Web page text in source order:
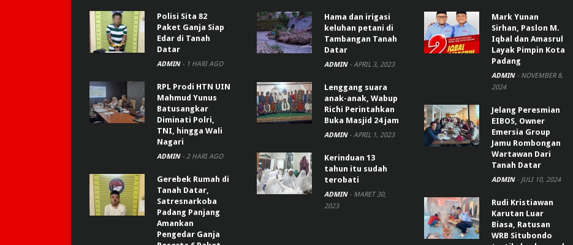
Polisi Sita 82
Paket Ganja Siap
Edar di Tanah
Datar
ADMIN - 1 HARI AGO
RPL Prodi HTN UIN
Mahmud Yunus
Batusangkar
Diminati Polri,
TNI, hingga Wali
Nagari
ADMIN - 2 HARI AGO
Gerebek Rumah di
Tanah Datar,
Satresnarkoba
Padang Panjang
Amankan
Pengedar Ganja
Hama dan irigasi
keluhan petani di
Tambangan Tanah
Datar
ADMIN - APRIL 3, 2023
Lenggang suara
anak-anak, Wabup
Richi Perintahkan
Buka Masjid 24 jam
ADMIN - APRIL 1, 2023
Kerinduan 13
tahun itu sudah
terobati
ADMIN - MARET 30,
2023
Mark Yunan
Sirhan, Paslon M.
Iqbal dan Amasrul
Layak Pimpin Kota
Padang
ADMIN - NOVEMBER 8,
2024
Jelang Peresmian
EIBOS, Owner
Emersia Group
Jamu Rombongan
Wartawan Dari
Tanah Datar
ADMIN - JULI 10, 2024
Rudi Kristiawan
Karutan Luar
Biasa, Ratusan
WRB Situbondo